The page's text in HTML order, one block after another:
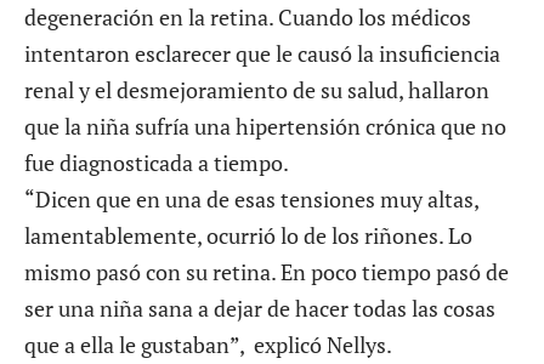
degeneración en la retina. Cuando los médicos
intentaron esclarecer que le causó la insuficiencia
renal y el desmejoramiento de su salud, hallaron
que la niña sufría una hipertensión crónica que no
fue diagnosticada a tiempo.
“Dicen que en una de esas tensiones muy altas,
lamentablemente, ocurrió lo de los riñones. Lo
mismo pasó con su retina. En poco tiempo pasó de
ser una niña sana a dejar de hacer todas las cosas
que a ella le gustaban”, explicó Nellys.